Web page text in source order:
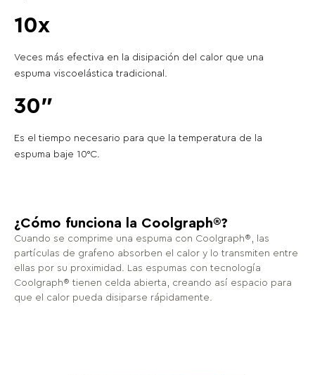
10x
Veces más efectiva en la disipación del calor que una
espuma viscoelástica tradicional.
30″
Es el tiempo necesario para que la temperatura de la
espuma baje 10°C.
¿Cómo funciona la Coolgraph®?
Cuando se comprime una espuma con Coolgraph®, las
partículas de grafeno absorben el calor y lo transmiten entre
ellas por su proximidad. Las espumas con tecnología
Coolgraph® tienen celda abierta, creando así espacio para
que el calor pueda disiparse rápidamente.